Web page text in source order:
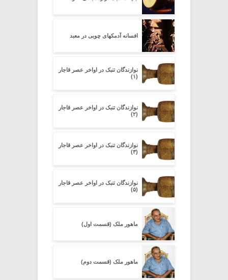
افسانه آدمکهای چوبی در معبد
نوازندگان تنبک در اواخر عصر قاجار
(۱)
نوازندگان تنبک در اواخر عصر قاجار
(۲)
نوازندگان تنبک در اواخر عصر قاجار
(۳)
نوازندگان تنبک در اواخر عصر قاجار
(۵)
ماهور ملک (قسمت اول)
ماهور ملک (قسمت دوم)